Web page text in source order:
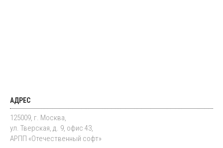
АДРЕС
125009, г. Москва,
ул. Тверская, д. 9, офис 43,
АРПП «Отечественный софт»